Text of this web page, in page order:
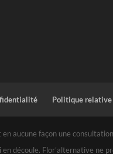
Politique relative
aucune façon une
découle. Flor’alternative ne